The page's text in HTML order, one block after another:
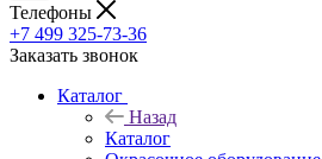
Телефоны
+7 499 325-73-36
Заказать звонок
Каталог
Назад
Каталог